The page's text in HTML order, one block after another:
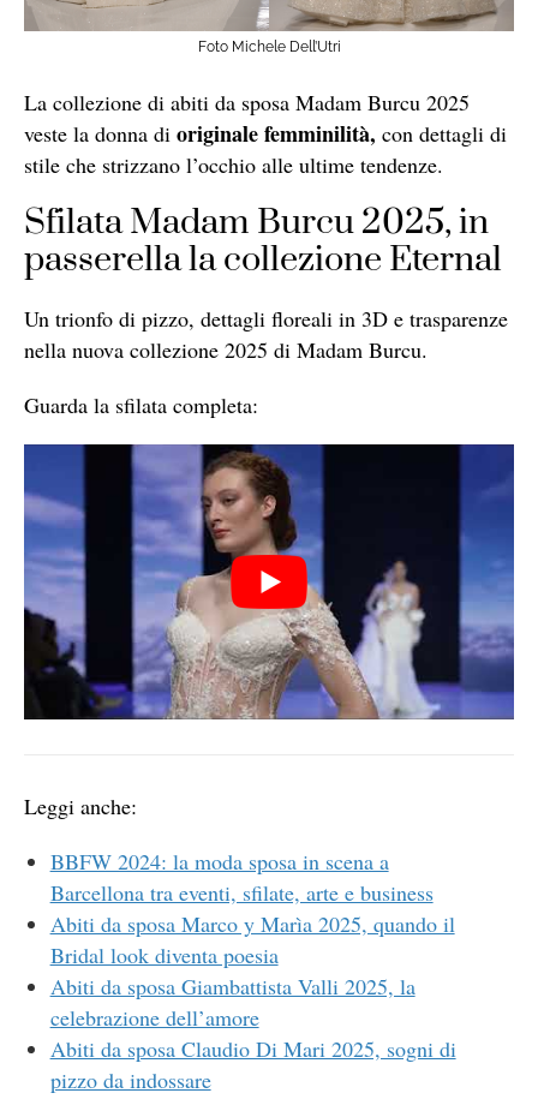
Foto Michele Dell’Utri
La collezione di abiti da sposa Madam Burcu 2025
veste la donna di originale femminilità, con dettagli di
stile che strizzano l’occhio alle ultime tendenze.
Sfilata Madam Burcu 2025, in
passerella la collezione Eternal
Un trionfo di pizzo, dettagli floreali in 3D e trasparenze
nella nuova collezione 2025 di Madam Burcu.
Guarda la sfilata completa:
Leggi anche:
BBFW 2024: la moda sposa in scena a
Barcellona tra eventi, sfilate, arte e business
Abiti da sposa Marco y Marìa 2025, quando il
Bridal look diventa poesia
Abiti da sposa Giambattista Valli 2025, la
celebrazione dell’amore
Abiti da sposa Claudio Di Mari 2025, sogni di
pizzo da indossare